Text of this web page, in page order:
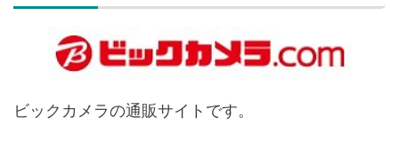
ビックカメラの通販サイトです。